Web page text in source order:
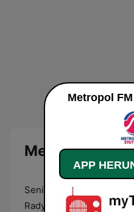
Metropol FM
Senin Radyon!
Radyosu
Metropol
APP